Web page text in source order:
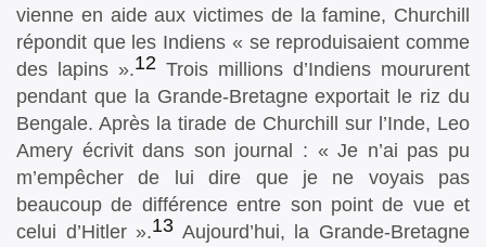
vienne en aide aux victimes de la famine, Churchill
répondit que les Indiens « se reproduisaient comme
des lapins ».12 Trois millions d’Indiens moururent
pendant que la Grande-Bretagne exportait le riz du
Bengale. Après la tirade de Churchill sur l’Inde, Leo
Amery écrivit dans son journal : « Je n’ai pas pu
m’empêcher de lui dire que je ne voyais pas
beaucoup de différence entre son point de vue et
celui d’Hitler ».13 Aujourd’hui, la Grande-Bretagne